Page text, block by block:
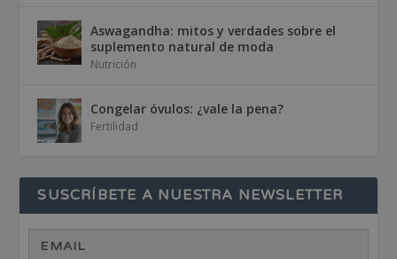
Aswagandha: mitos y verdades sobre el
suplemento natural de moda
Nutrición
Congelar óvulos: ¿vale la pena?
Fertilidad
SUSCRÍBETE A NUESTRA NEWSLETTER